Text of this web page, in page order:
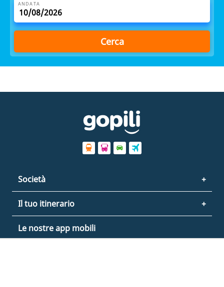
ANDATA
Cerca
Società
Il tuo itinerario
Le nostre app mobili